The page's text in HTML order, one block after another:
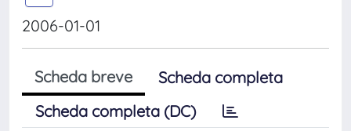
2006-01-01
Scheda breve
Scheda completa
Scheda completa (DC)